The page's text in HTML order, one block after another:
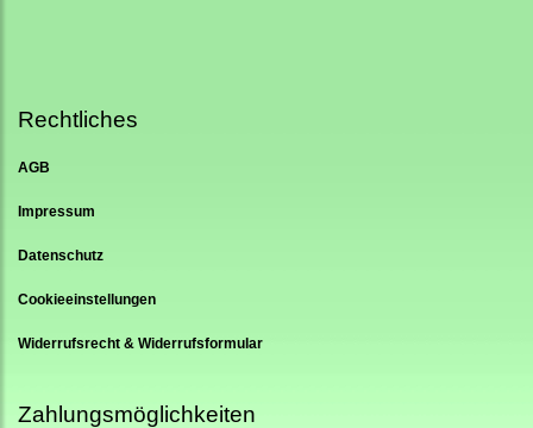
Rechtliches
AGB
Impressum
Datenschutz
Cookieeinstellungen
Widerrufsrecht & Widerrufsformular
Zahlungsmöglichkeiten